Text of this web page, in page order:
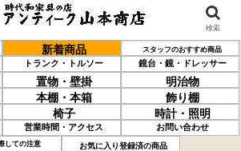
新着商品 スタッフのおすすめ商品
トランク・トルソー 鏡台・鏡・ドレッサー
置物・壁掛
明治物
本棚・本箱
飾り棚
椅子 時計・照明
営業時間・アクセス お問い合わせ
しての注意 お気に入り登録済の商品
検索